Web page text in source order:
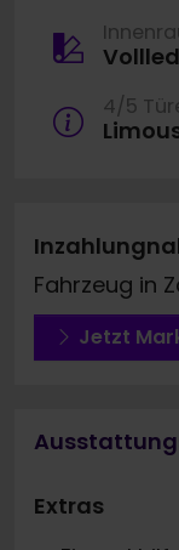
4/5
Fahrzeug in
Jetzt
Extras